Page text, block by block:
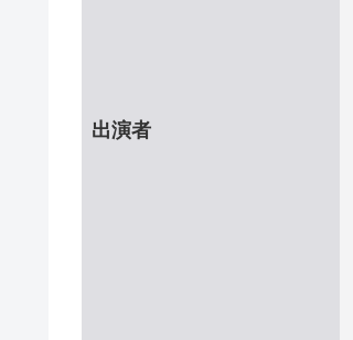
出演者